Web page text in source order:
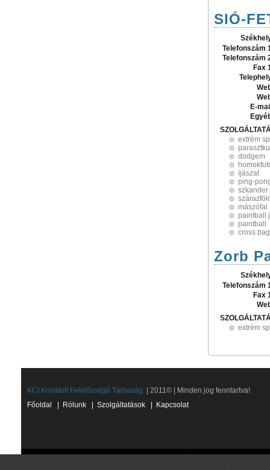
SIÓ-
Telefonszám
Telefonszám
Fax
E-
extrém
dodgem
íjászat
ping-
szkander
mászófal
paintball
paintball
cross
Zorb
Telefonszám
Fax
extrém
KCI Korlátolt Felelősségű Társaság. | 2011© | Minden jog fenntartva!
Főoldal
Rólunk Szolgáltatások Kapcsolat